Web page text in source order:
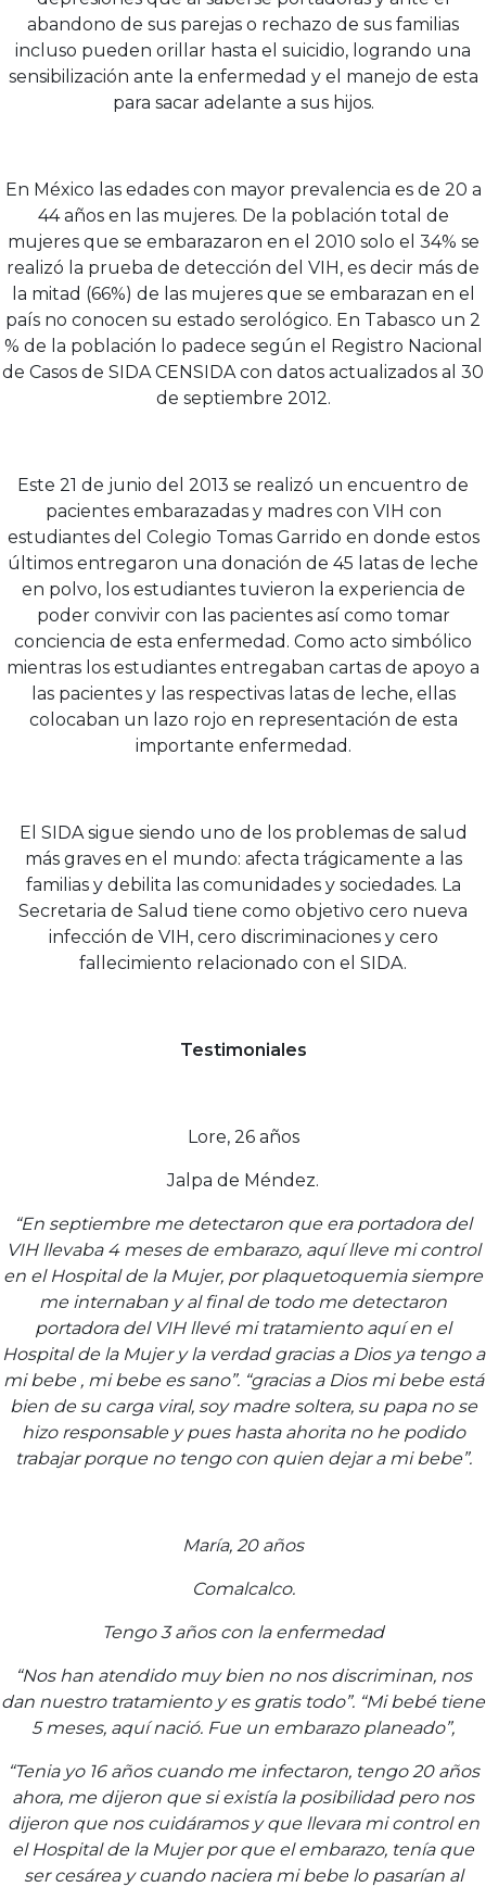
abandono de sus parejas o rechazo de sus familias
incluso pueden orillar hasta el suicidio, logrando una
sensibilización ante la enfermedad y el manejo de esta
para sacar adelante a sus hijos.
En México las edades con mayor prevalencia es de 20 a
44 años en las mujeres. De la población total de
mujeres que se embarazaron en el 2010 solo el 34% se
realizó la prueba de detección del VIH, es decir más de
la mitad (66%) de las mujeres que se embarazan en el
país no conocen su estado serológico. En Tabasco un 2
% de la población lo padece según el Registro Nacional
de Casos de SIDA CENSIDA con datos actualizados al 30
de septiembre 2012.
Este 21 de junio del 2013 se realizó un encuentro de
pacientes embarazadas y madres con VIH con
estudiantes del Colegio Tomas Garrido en donde estos
últimos entregaron una donación de 45 latas de leche
en polvo, los estudiantes tuvieron la experiencia de
poder convivir con las pacientes así como tomar
conciencia de esta enfermedad. Como acto simbólico
mientras los estudiantes entregaban cartas de apoyo a
las pacientes y las respectivas latas de leche, ellas
colocaban un lazo rojo en representación de esta
importante enfermedad.
El SIDA sigue siendo uno de los problemas de salud
más graves en el mundo: afecta trágicamente a las
familias y debilita las comunidades y sociedades. La
Secretaria de Salud tiene como objetivo cero nueva
infección de VIH, cero discriminaciones y cero
fallecimiento relacionado con el SIDA.
Testimoniales
Lore, 26 años
Jalpa de Méndez.
“En septiembre me detectaron que era portadora del
VIH llevaba 4 meses de embarazo, aquí lleve mi control
en el Hospital de la Mujer, por plaquetoquemia siempre
me internaban y al final de todo me detectaron
portadora del VIH llevé mi tratamiento aquí en el
Hospital de la Mujer y la verdad gracias a Dios ya tengo a
mi bebe , mi bebe es sano”. “gracias a Dios mi bebe está
bien de su carga viral, soy madre soltera, su papa no se
hizo responsable y pues hasta ahorita no he podido
trabajar porque no tengo con quien dejar a mi bebe”.
María, 20 años
Comalcalco.
Tengo 3 años con la enfermedad
“Nos han atendido muy bien no nos discriminan, nos
dan nuestro tratamiento y es gratis todo”. “Mi bebé tiene
5 meses, aquí nació. Fue un embarazo planeado”,
“Tenia yo 16 años cuando me infectaron, tengo 20 años
ahora, me dijeron que si existía la posibilidad pero nos
dijeron que nos cuidáramos y que llevara mi control en
el Hospital de la Mujer por que el embarazo, tenía que
ser cesárea y cuando naciera mi bebe lo pasarían al